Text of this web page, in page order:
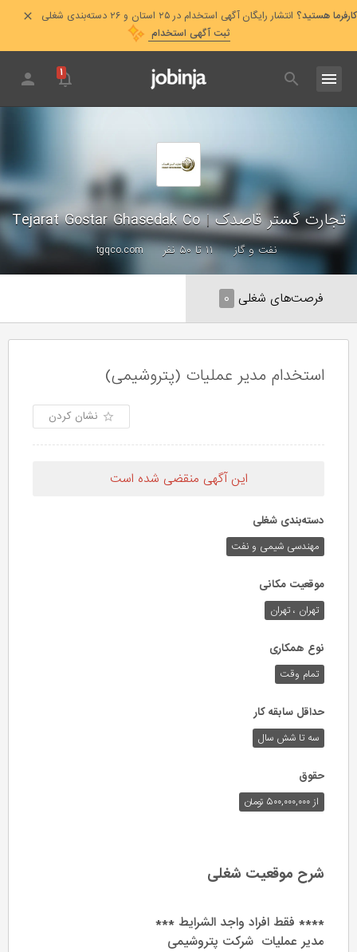
کارفرما هستید؟ انتشار رایگان آگهی استخدام در ۲۵ استان و ۲۶ دسته‌بندی شغلی
ثبت آگهی استخدام
۱
تجارت گستر قاصدک|
Tejarat Gostar Ghasedak Co
نفت و گاز ۱۱ تا ۵۰ نفر tgqco.com
فرصت‌های شغلی ۰
استخدام مدیر عملیات (پتروشیمی)
نشان کردن
این آگهی منقضی شده است
دسته‌بندی شغلی
مهندسی شیمی و نفت
موقعیت مکانی
تهران ، تهران
نوع همکاری
تمام وقت
حداقل سابقه کار
سه تا شش سال
حقوق
از ۵۰۰,۰۰۰,۰۰۰ تومان
شرح موقعیت شغلی
**** فقط افراد واجد الشرایط ***
مدیر عملیات شرکت پتروشیمی